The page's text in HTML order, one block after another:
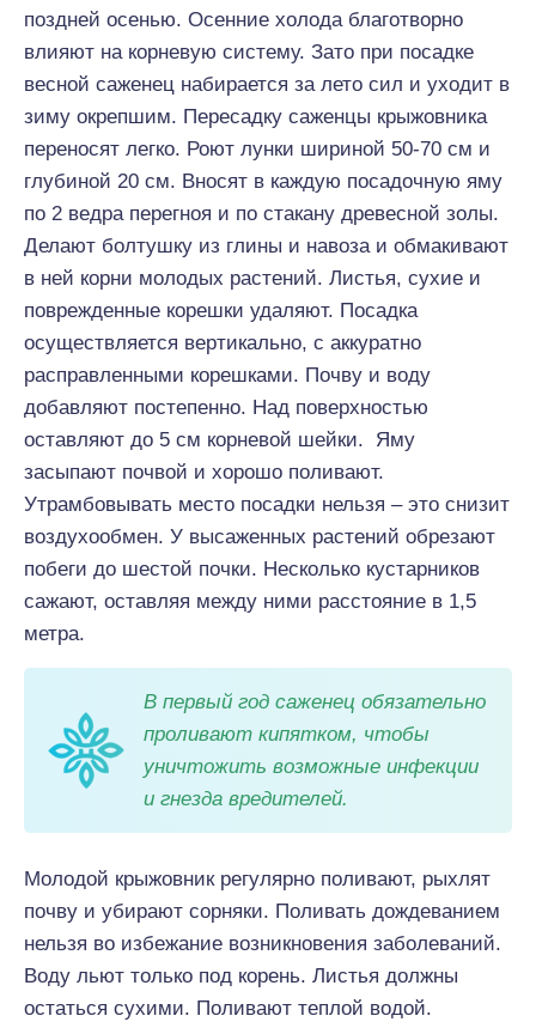
поздней осенью. Осенние холода благотворно
влияют на корневую систему. Зато при посадке
весной саженец набирается за лето сил и уходит в
зиму окрепшим. Пересадку саженцы крыжовника
переносят легко. Роют лунки шириной 50-70 см и
глубиной 20 см. Вносят в каждую посадочную яму
по 2 ведра перегноя и по стакану древесной золы.
Делают болтушку из глины и навоза и обмакивают
в ней корни молодых растений. Листья, сухие и
поврежденные корешки удаляют. Посадка
осуществляется вертикально, с аккуратно
расправленными корешками. Почву и воду
добавляют постепенно. Над поверхностью
оставляют до 5 см корневой шейки. Яму
засыпают почвой и хорошо поливают.
Утрамбовывать место посадки нельзя – это снизит
воздухообмен. У высаженных растений обрезают
побеги до шестой почки. Несколько кустарников
сажают, оставляя между ними расстояние в 1,5
метра.
В первый год саженец обязательно
проливают кипятком, чтобы
уничтожить возможные инфекции
и гнезда вредителей.
Молодой крыжовник регулярно поливают, рыхлят
почву и убирают сорняки. Поливать дождеванием
нельзя во избежание возникновения заболеваний.
Воду льют только под корень. Листья должны
остаться сухими. Поливают теплой водой.